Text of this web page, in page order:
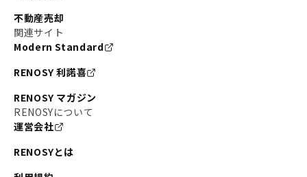
不動産売却
関連サイト
Modern Standard
RENOSY 利諾喜
RENOSY マガジン
RENOSYについて
運営会社
RENOSYとは